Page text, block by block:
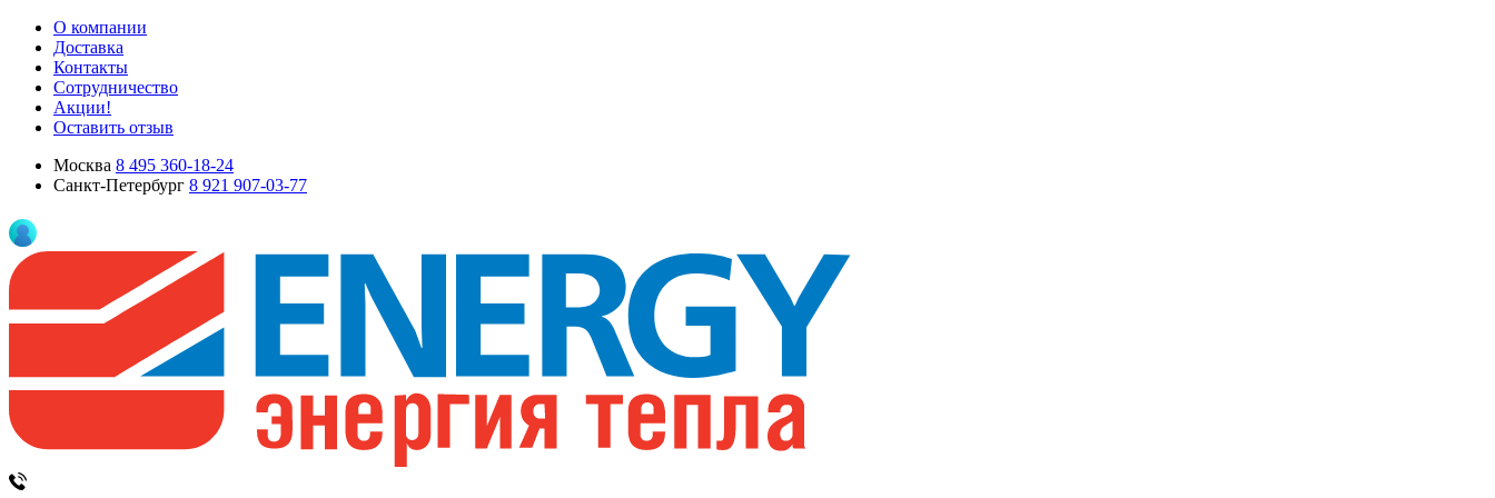
О компании
Доставка
Контакты
Сотрудничество
Акции!
Оставить отзыв
Москва 8 495 360-18-24
Санкт-Петербург 8 921 907-03-77